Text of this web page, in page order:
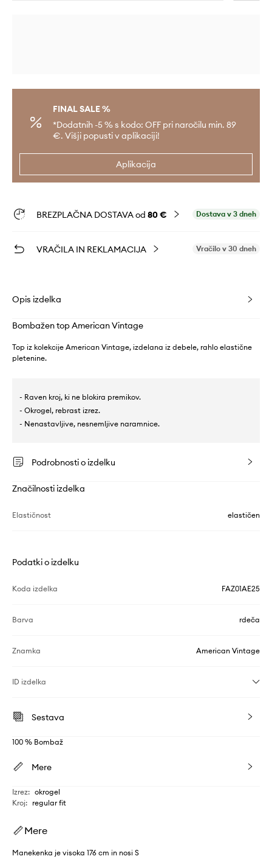
FINAL SALE %
*Dodatnih -5 % s kodo: OFF pri naročilu min. 89
€. Višji popusti v aplikaciji!
Aplikacija
BREZPLAČNA DOSTAVA od 80 € Dostava v 3 dneh
VRAČILA IN REKLAMACIJA Vračilo v 30 dneh
Opis izdelka
Bombažen top American Vintage
Top iz kolekcije American Vintage, izdelana iz debele, rahlo elastične
pletenine.
- Raven kroj, ki ne blokira premikov.
- Okrogel, rebrast izrez.
- Nenastavljive, nesnemljive naramnice.
Podrobnosti o izdelku
Značilnosti izdelka
Elastičnost elastičen
Podatki o izdelku
Koda izdelka FAZ01AE25
Barva rdeča
Znamka American Vintage
ID izdelka
Sestava
100 % Bombaž
Mere
Izrez: okrogel
Kroj: regular fit
Mere
Manekenka je visoka 176 cm in nosi S